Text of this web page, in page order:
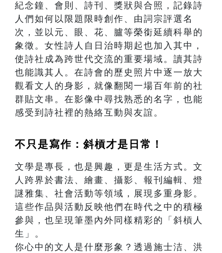
紀念鐘、會則、詩刊、獎狀與合照，記錄詩
人們如何以限題限時創作、由詞宗評選名
次，並以元、眼、花、臚等榮銜延續科舉的
象徵。女性詩人自日治時期起也加入其中，
使詩社成為跨世代交流的重要場域。讀其詩
也能識其人。在詩會的歷史照片中逐一放大
觀看文人的身影，就像翻閱一場百年前的社
群貼文串。在影像中尋找熟悉的名字，也能
感受到詩社裡的熱絡互動與友誼。
不只是寫作：斜槓才是日常！
文學是專長，也是興趣，更是生活方式。文
人跨界於書法、繪畫、攝影、報刊編輯、燈
謎雅集、社會活動等領域，展現多重身影。
這些作品與活動反映他們在時代之中的積極
參與，也呈現筆墨內外同樣精彩的「斜槓人
生」。
你心中的文人是什麼形象？透過施士洁、洪